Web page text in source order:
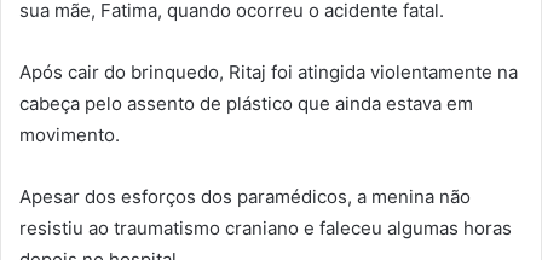
sua mãe, Fatima, quando ocorreu o acidente fatal.
Após cair do brinquedo, Ritaj foi atingida violentamente na
cabeça pelo assento de plástico que ainda estava em
movimento.
Apesar dos esforços dos paramédicos, a menina não
resistiu ao traumatismo craniano e faleceu algumas horas